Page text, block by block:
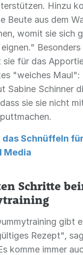
Hinzu
Beute aus dem
womit sie sich
Besonders
für das
"weiches Maul":
Sabine Schinner
sie sie nicht
das Schnüffeln
Media
Schritte
gibt
Rezept",
komme immer